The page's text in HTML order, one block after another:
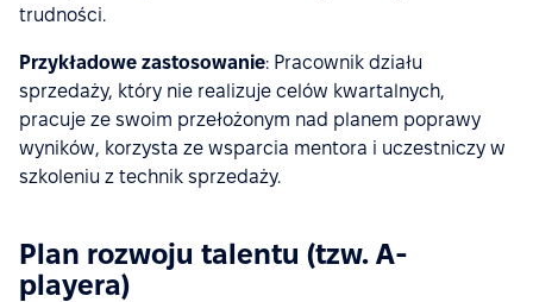
trudności.
Przykładowe zastosowanie: Pracownik działu
sprzedaży, który nie realizuje celów kwartalnych,
pracuje ze swoim przełożonym nad planem poprawy
wyników, korzysta ze wsparcia mentora i uczestniczy w
szkoleniu z technik sprzedaży.
Plan rozwoju talentu (tzw. A-
playera)